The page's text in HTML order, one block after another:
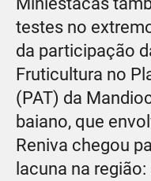
testes no
da participação
Fruticultura no
(PAT) da
baiano, que
Reniva chegou
lacuna na